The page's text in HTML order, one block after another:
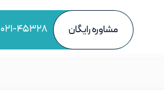
۰۲۱-۴۵۳۲۸ مشاوره رایگان